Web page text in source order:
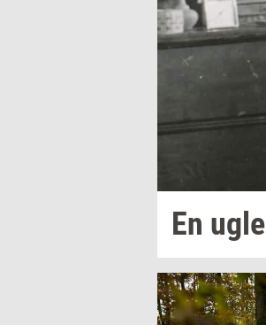
En ugle